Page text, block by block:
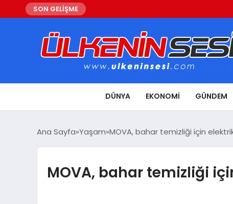
SON GELİŞME
DÜNYA EKONOMI GÜNDEM
Ana Sayfa Yaşam MOVA, bahar temizliği için
MOVA, bahar temizliği